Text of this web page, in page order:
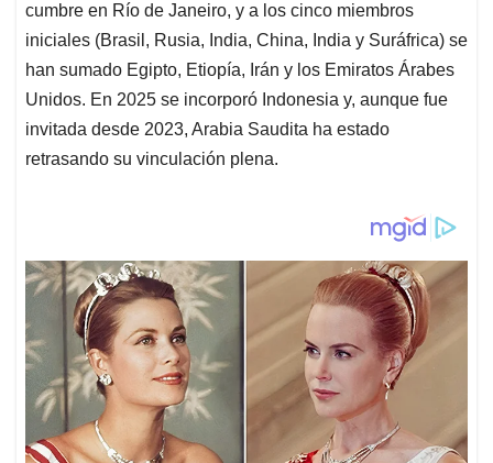
cumbre en Río de Janeiro, y a los cinco miembros
iniciales (Brasil, Rusia, India, China, India y Suráfrica) se
han sumado Egipto, Etiopía, Irán y los Emiratos Árabes
Unidos. En 2025 se incorporó Indonesia y, aunque fue
invitada desde 2023, Arabia Saudita ha estado
retrasando su vinculación plena.